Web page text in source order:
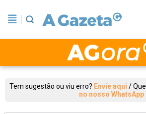
Tem sugestão ou viu erro? Envie aqui /
no nosso WhatsApp